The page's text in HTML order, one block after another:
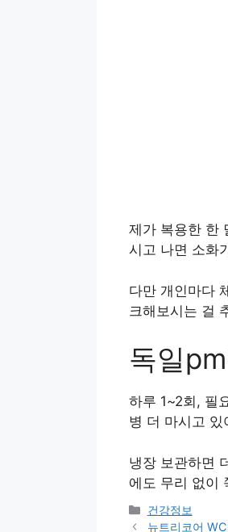
제가 복용한 한
시고 나면 소화
다만 개인마다
크해보시는 걸
독일
하루 1~2회, 필
병 더 마시고
냉장 보관하면
에도 무리 없이
카
테
건강정보
뉴트리코어